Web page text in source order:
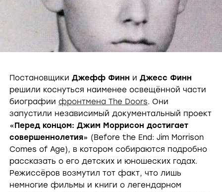
Постановщики Джефф Финн и Джесс Финн
решили коснуться наименее освещённой части
биографии фронтмена The Doors. Они
запустили независимый документальный проект
«Перед концом: Джим Моррисон достигает
совершеннолетия» (Before the End: Jim Morrison
Comes of Age), в котором собираются подробно
рассказать о его детских и юношеских годах.
Режиссёров возмутил тот факт, что лишь
немногие фильмы и книги о легендарном